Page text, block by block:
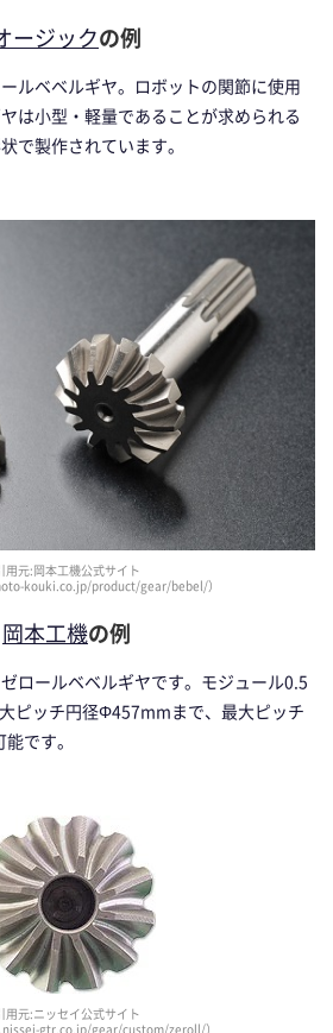
ージックの例
ルベベルギヤ。ロボットの関節に使用
は小型・軽量であることが求められる
で製作されています。
用元:岡本工機公式サイト
kouki.co.jp/product/gear/bebel/）
岡本工機の例
ロールベベルギヤです。モジュール0.5
ピッチ円径Φ457mmまで、最大ピッチ
です。
用元:ニッセイ公式サイト
gtr.co.jp/gear/custom/zeroll/）